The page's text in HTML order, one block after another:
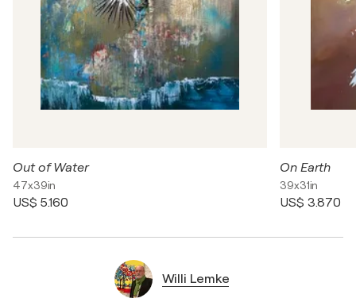
Out of Water
47x39in
US$ 5.160
On Earth
39x31in
US$ 3.870
Willi Lemke